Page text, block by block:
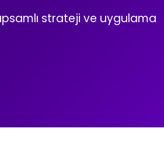
strateji ve uygulama